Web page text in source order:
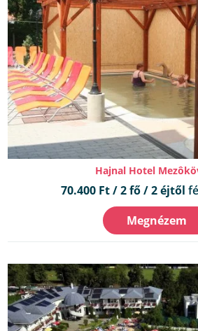
Hajnal Hotel
70.400 Ft / 2 fő / 2 éjtől
Megnézem